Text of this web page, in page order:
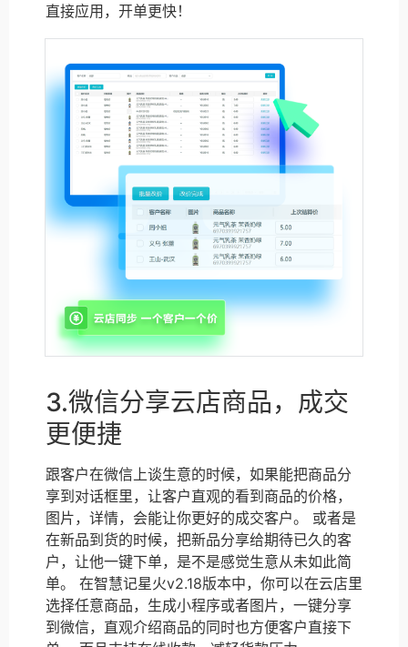
直接应用，开单更快！
3.微信分享云店商品，成交
更便捷
跟客户在微信上谈生意的时候，如果能把商品分
享到对话框里，让客户直观的看到商品的价格，
图片，详情，会能让你更好的成交客户。 或者是
在新品到货的时候，把新品分享给期待已久的客
户，让他一键下单，是不是感觉生意从未如此简
单。 在智慧记星火v2.18版本中，你可以在云店里
选择任意商品，生成小程序或者图片，一键分享
到微信，直观介绍商品的同时也方便客户直接下